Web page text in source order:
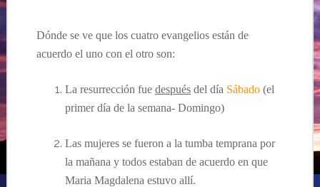
Dónde se ve que los cuatro evangelios están de
acuerdo el uno con el otro son:
La resurrección fue después del día Sábado (el
primerdía de la semana- Domingo)
Las mujeres se fueron a la tumba temprana por
la mañana y todos estaban de acuerdo en que
Maria Magdalena estuvoallí.